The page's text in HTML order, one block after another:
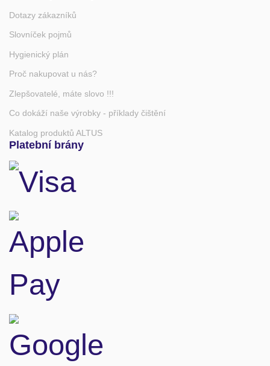
Dotazy zákazníků
Slovníček pojmů
Hygienický plán
Proč nakupovat u nás?
Zlepšovatelé, máte slovo !!!
Co dokáží naše výrobky - příklady čištění
Katalog produktů ALTUS
Platební brány